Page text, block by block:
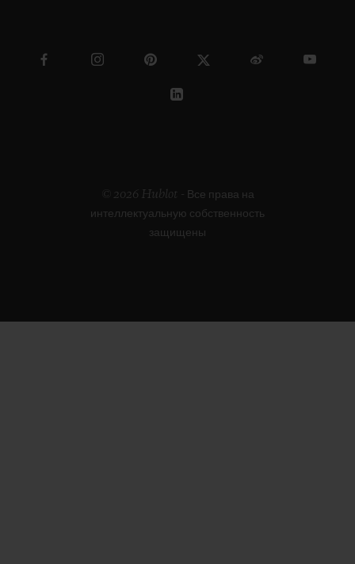
© 2026 Hublot - Все права на
интеллектуальную собственность
защищены